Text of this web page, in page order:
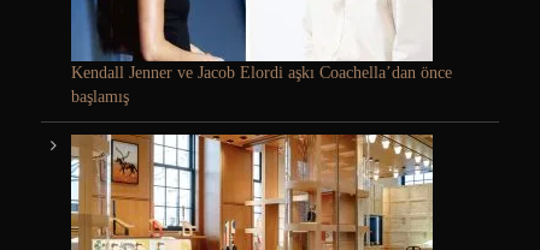
Kendall Jenner ve Jacob Elordi aşkı Coachella’dan önce
başlamış